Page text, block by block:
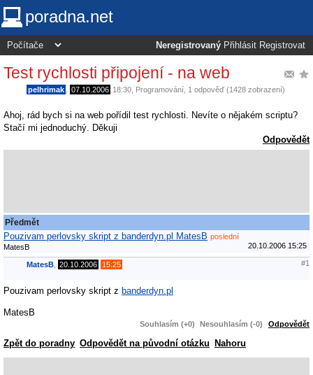
poradna.net
Neregistrovaný Přihlásit Registrovat
Test rychlosti připojení - na web
pelhrimak 07.10.2006 18:30 Programování , 1 odpověď (1428 zobrazení)
Ahoj, rád bych si na web pořídil test rychlosti. Nevíte o nějakém scriptu?
Stačí mi jednoduchý. Děkuji
Odpovědět
Předmět
Pouzivam perlovsky skript z banderdyn.pl MatesB poslední
MatesB
20.10.2006 15:25
MatesB 20.10.2006 15:25 #1
Pouzivam perlovsky skript z banderdyn.pl
MatesB
Souhlasím (+0) Nesouhlasím (-0) Odpovědět
Zpět do poradny Odpovědět na původní otázku Nahoru